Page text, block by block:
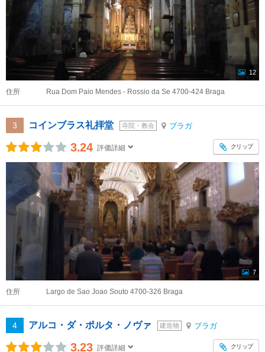
12
住所 Rua Dom Paio Mendes - Rossio da Se 4700-424 Braga
3 コインブラス礼拝堂 寺院・教会 ブラガ
3.24 評価詳細 クリップ
7
住所 Largo de Sao Joao Souto 4700-326 Braga
4 アルコ・ダ・ポルタ・ノヴァ 建造物 ブラガ
3.23 評価詳細 クリップ